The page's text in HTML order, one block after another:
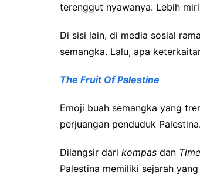
terenggut nyawanya. Lebih
Di sisi lain, di media sosial
semangka. Lalu, apa
The Fruit Of Palestine
Emoji buah semangka yang
perjuangan penduduk
Dilangsir dari kompas dan Time
Palestina memiliki sejarah